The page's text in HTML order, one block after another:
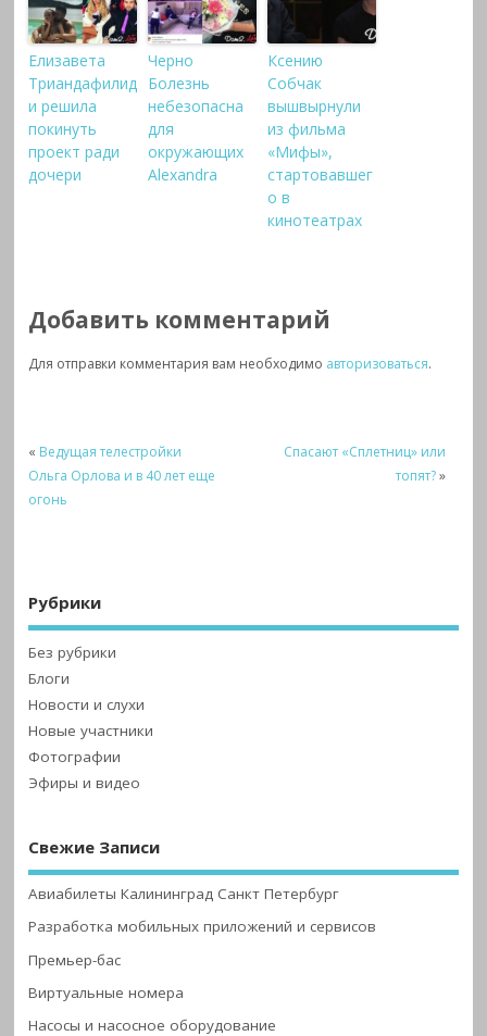
Елизавета
Триандафилид
и решила
покинуть
проект ради
дочери
Черно
Болезнь
небезопасна
для
окружающих
Alexandra
Ксению
Собчак
вышвырнули
из фильма
«Мифы»,
стартовавшег
о в
кинотеатрах
Добавить комментарий
Для отправки комментария вам необходимо авторизоваться.
« Ведущая телестройки
Ольга Орлова и в 40 лет еще
огонь
Спасают «Сплетниц» или
топят?»
Рубрики
Без рубрики
Блоги
Новости и слухи
Новые участники
Фотографии
Эфиры и видео
Свежие Записи
Авиабилеты Калининград Санкт Петербург
Разработка мобильных приложений и сервисов
Премьер-бас
Виртуальные номера
Насосы и насосное оборудование